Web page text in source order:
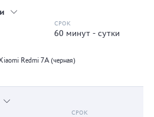
60 минут - сутки
Redmi 7A (черная)